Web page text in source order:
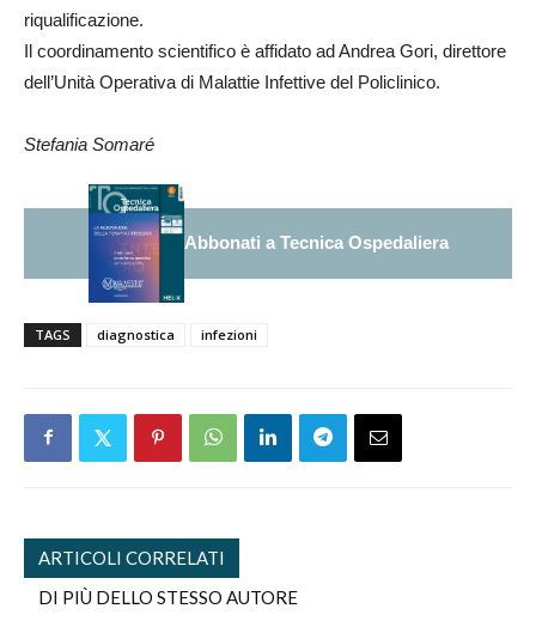
riqualificazione.
Il coordinamento scientifico è affidato ad Andrea Gori, direttore
dell’Unità Operativa di Malattie Infettive del Policlinico.
Stefania Somaré
Abbonati a Tecnica Ospedaliera
TAGS diagnostica infezioni
ARTICOLI CORRELATI
DI PIÙ DELLO STESSO AUTORE